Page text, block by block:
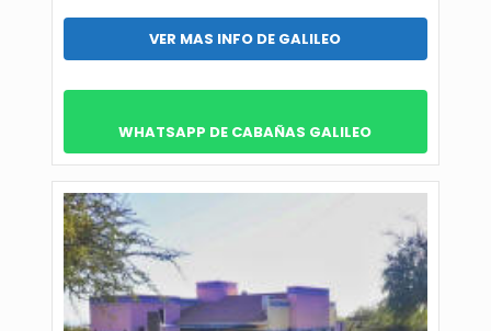
VER MAS INFO DE GALILEO
WHATSAPP DE CABAÑAS GALILEO